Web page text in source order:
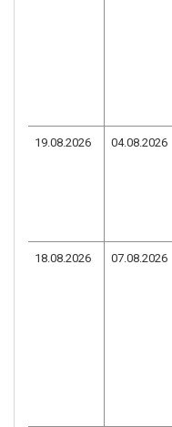
19.08.2026 04.08.2026
18.08.2026 07.08.2026